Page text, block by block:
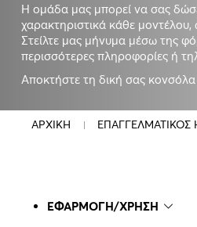
Η ομάδα μας μπορεί να σας
χαρακτηριστικά κάθε
Στείλτε μας μήνυμα μέσω της
περισσότερες πληροφορίες ή
Αποκτήστε τη δική σας
ΑΡΧΙΚΗ ΕΠΑΓΓΕΛΜΑΤΙΚΟΣ
ΕΦΑΡΜΟΓΗ/ΧΡΗΣΗ